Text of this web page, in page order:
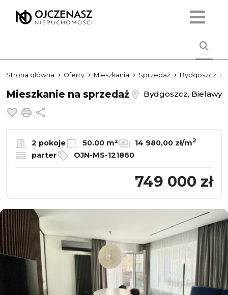
Strona główna Oferty Mieszkania Sprzedaż Bydgoszcz
Mieszkanie na sprzedaż
Bydgoszcz, Bielawy
Dodaj do ulubionych
Drukuj
2 pokoje 50.00 m² 14 980,00 zł/m2
parter OJN-MS-121860
749 000 zł